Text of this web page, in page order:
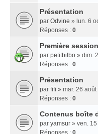
Présentation
par Odvine » lun. 6
Réponses : 0
Première session
par petitbilbo » dim.
Réponses : 0
Présentation
par fifi » mar. 26
Réponses : 0
Contenus boîte
par yamsur » ven.
Réponses : 0